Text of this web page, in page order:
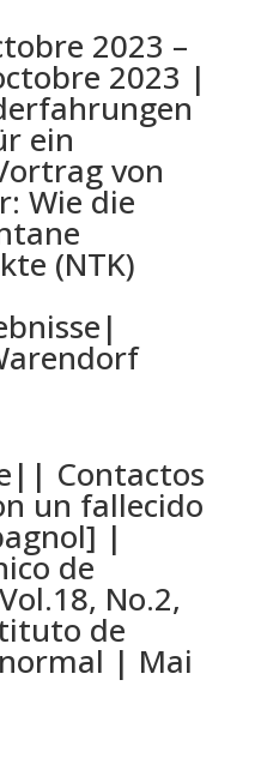
2023 –
2023 |
ein
von
Wie die
(NTK)
Contactos
un fallecido
|
de
No.2,
de
| Mai